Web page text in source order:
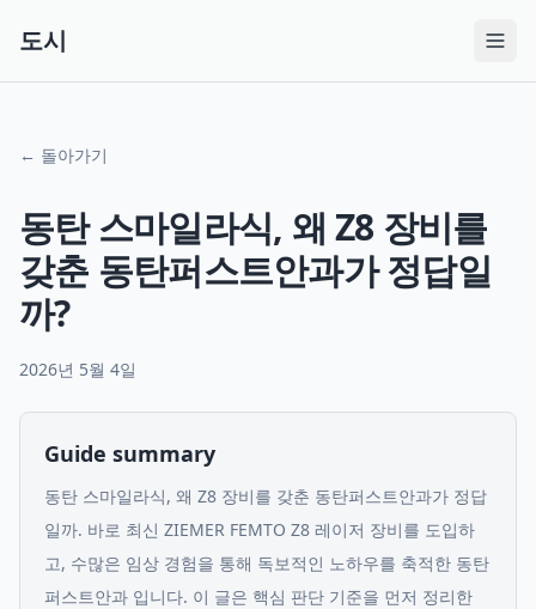
도시
← 돌아가기
동탄 스마일라식, 왜 Z8 장비를
갖춘 동탄퍼스트안과가 정답일
까?
2026년 5월 4일
Guide summary
동탄 스마일라식, 왜 Z8 장비를 갖춘 동탄퍼스트안과가 정답
일까. 바로 최신 ZIEMER FEMTO Z8 레이저 장비를 도입하
고, 수많은 임상 경험을 통해 독보적인 노하우를 축적한 동탄
퍼스트안과 입니다. 이 글은 핵심 판단 기준을 먼저 정리한